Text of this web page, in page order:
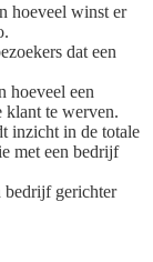
hoeveel winst er
dat een
hoeveel een
klant te werven.
inzicht in de totale
met een bedrijf
bedrijf gerichter